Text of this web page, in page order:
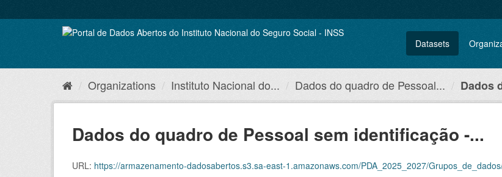
to
Datasets
Organizations Instituto Nacional do... Dados do quadro de Pessoal... Dados
Dados do quadro de Pessoal sem identificação -...
URL: https://armazenamento-dadosabertos.s3.sa-east-1.amazonaws.com/PDA_2025_2027/Grupos_de_dados/